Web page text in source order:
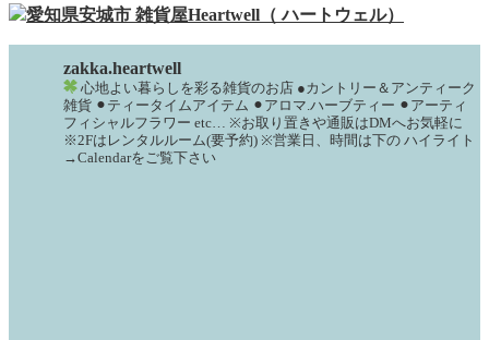
zakka.heartwell
心地よい暮らしを彩る雑貨のお店 ●カントリー＆アンティーク
雑貨 ⚫︎ティータイムアイテム ⚫︎アロマ.ハーブティー ⚫︎アーティ
フィシャルフラワー etc… ※お取り置きや通販はDMへお気軽に
※2Fはレンタルルーム(要予約) ※営業日、時間は下の ハイライト
→Calendarをご覧下さい